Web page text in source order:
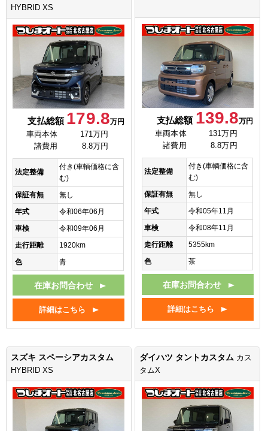
HYBRID XS
支払総額 179.8万円
車両本体
171万円
諸費用
8.8万円
法定整備
付き(車輌価格に含
む)
保証有無
無し
年式
令和06年06月
車検
令和09年06月
走行距離
1920km
色
青
在庫お問合わせ
詳細はこちら
支払総額 139.8万円
車両本体
131万円
諸費用
8.8万円
法定整備
付き(車輌価格に含
む)
保証有無
無し
年式
令和05年11月
車検
令和08年11月
走行距離
5355km
色
茶
在庫お問合わせ
詳細はこちら
スズキ スペーシアカスタム
HYBRID XS
ダイハツ タントカスタム カス
タムX